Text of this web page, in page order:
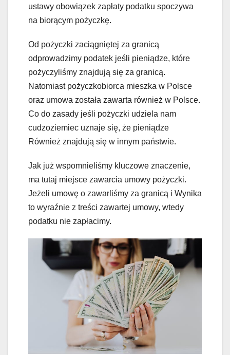
ustawy obowiązek zapłaty podatku spoczywa
na biorącym pożyczkę.
Od pożyczki zaciągniętej za granicą
odprowadzimy podatek jeśli pieniądze, które
pożyczyliśmy znajdują się za granicą.
Natomiast pożyczkobiorca mieszka w Polsce
oraz umowa została zawarta również w Polsce.
Co do zasady jeśli pożyczki udziela nam
cudzoziemiec uznaje się, że pieniądze
Również znajdują się w innym państwie.
Jak już wspomnieliśmy kluczowe znaczenie,
ma tutaj miejsce zawarcia umowy pożyczki.
Jeżeli umowę o zawarliśmy za granicą i Wynika
to wyraźnie z treści zawartej umowy, wtedy
podatku nie zapłacimy.